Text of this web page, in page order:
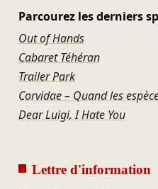
Parcourez les derniers
Out of Hands
Cabaret Téhéran
Trailer Park
Corvidae – Quand les
Dear Luigi, I Hate You
Lettre d'information